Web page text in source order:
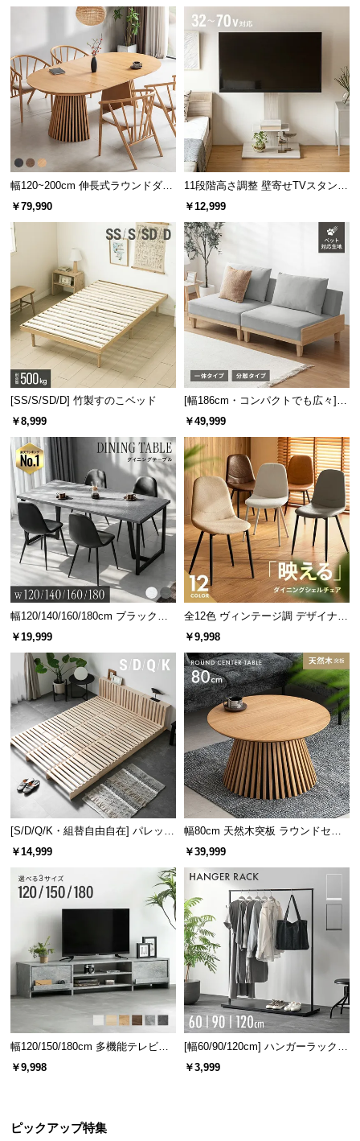
幅120~200cm 伸長式ラウンドダイ
ニングテーブル 6人掛け 天然木突
板 美しい格子デザイン
￥79,990
11段階高さ調整 壁寄せTVスタンド
キャスター付き 上下左右角度調節
￥12,999
[SS/S/SD/D] 竹製すのこベッド
￥8,999
[幅186cm・コンパクトでも広々] 3
人掛けソファベッド リクライニン
￥49,999
幅120/140/160/180cm ブラックフ
レーム ダイニング 大理石調 4人掛
￥19,999
全12色 ヴィンテージ調 デザイナー
ズシェルチェア
￥9,998
[S/D/Q/K・組替自由自在] パレット
ベッド 8/12/16枚セット
￥14,999
幅80cm 天然木突板 ラウンドセン
ターテーブル 美しい格子デザイン
￥39,999
幅120/150/180cm 多機能テレビボ
ード 木目/石目調 オープン収納・
引き出し収納付き
￥9,998
[幅60/90/120cm] ハンガーラック
スチール 4段階高さ調節 サイドフ
ック オープンラック シンプル
￥3,999
ピックアップ特集